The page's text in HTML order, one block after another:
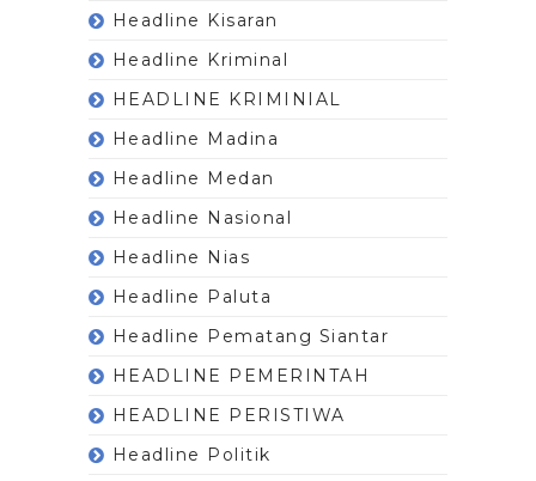
Headline Kisaran
Headline Kriminal
HEADLINE KRIMINIAL
Headline Madina
Headline Medan
Headline Nasional
Headline Nias
Headline Paluta
Headline Pematang Siantar
HEADLINE PEMERINTAH
HEADLINE PERISTIWA
Headline Politik